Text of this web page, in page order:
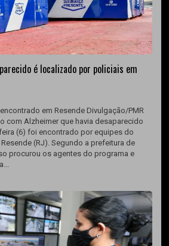
é localizado por policiais em
em Resende Divulgação/PMR
com Alzheimer que havia desaparecido
(6) foi encontrado por equipes do
(RJ). Segundo a prefeitura de
procurou os agentes do programa e